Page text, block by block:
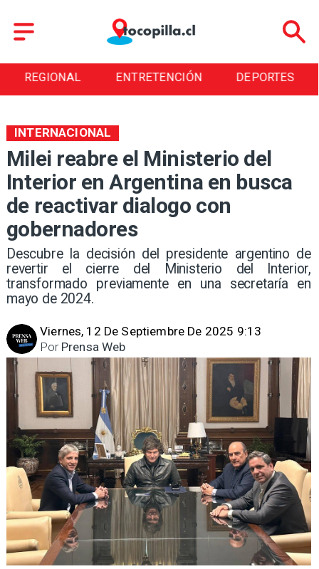
REGIONAL ENTRETENCIÓN DEPORTES
Milei reabre el Ministerio del
Interior en Argentina en busca
de reactivar dialogo con
gobernadores
Descubre la decisión del presidente argentino de
revertir el cierre del Ministerio del Interior,
transformado previamente en una secretaría en
mayo de 2024.
INTERNACIONAL
Viernes, 12 De Septiembre De 2025 9:13
Prensa Web
Por